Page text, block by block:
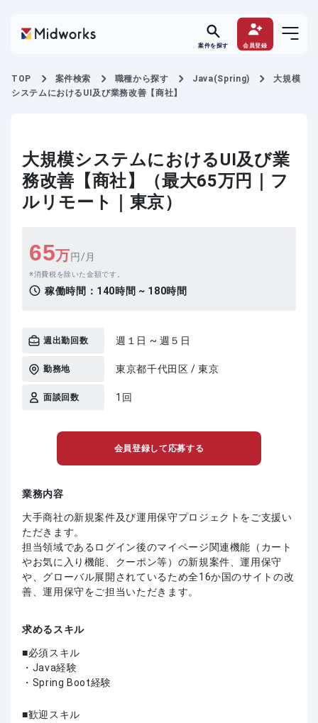
案件を探す 会員登録
TOP 案件検索 職種から探す Java(Spring)
大規模
システムにおけるUI及び業務改善【商社】
大規模システムにおけるUI及び業
務改善【商社】（最大65万円｜フ
ルリモート｜東京）
65万円/月
消費税を除いた金額です。
稼働時間： 140時間 ~ 180時間
週出勤回数 週１日 ~ 週５日
勤務地 東京都千代田区 / 東京
面談回数 1回
会員登録して応募する
業務内容
大手商社の新規案件及び運用保守プロジェクトをご支援い
ただきます。
担当領域であるログイン後のマイページ関連機能（カート
やお気に入り機能、クーポン等）の新規案件、運用保守
や、グローバル展開されているため全16か国のサイトの改
善、運用保守をご担当いただきます。
求めるスキル
必須スキル
・Java経験
・Spring Boot経験
歓迎スキル